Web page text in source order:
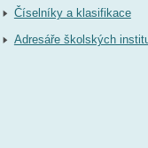
Číselníky a klasifikace
Adresáře školských